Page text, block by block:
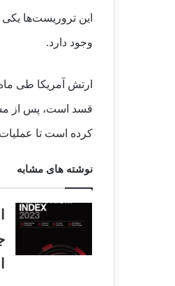
این تروریست‌ها
وجود دارد.
ارتش آمریکا طی
قسد است‌، پس از
کرده است تا
نوشته های مشابه